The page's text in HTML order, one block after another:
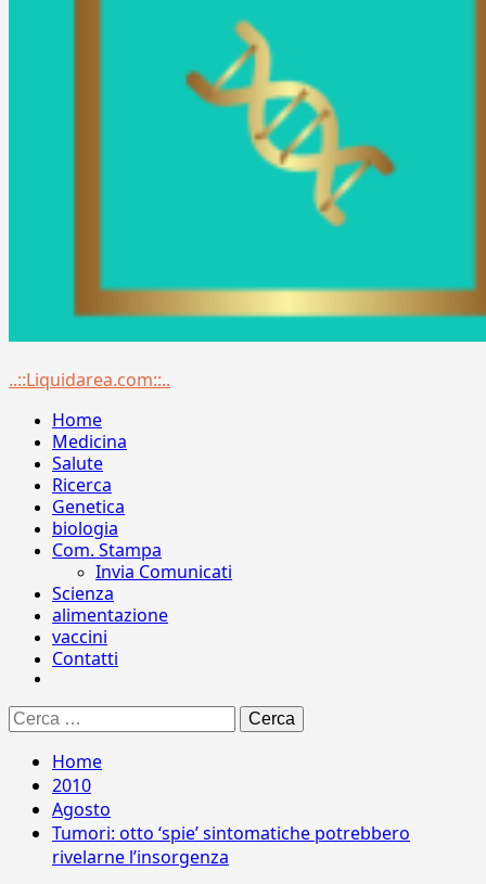
Menu
..::Liquidarea.com::..
Home
Medicina
Salute
Ricerca
Genetica
biologia
Com. Stampa
Invia Comunicati
Scienza
alimentazione
vaccini
Contatti
Ricerca
per:
Home
2010
Agosto
Tumori: otto ‘spie’ sintomatiche potrebbero
rivelarne l’insorgenza